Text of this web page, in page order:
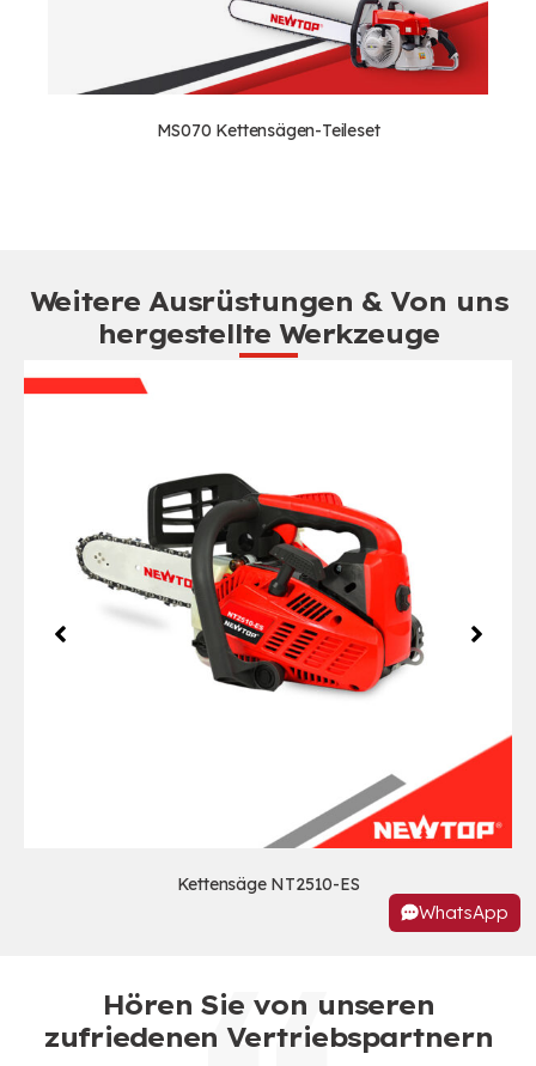
MS070 Kettensägen-Teileset
Weitere Ausrüstungen & Von uns
hergestellte Werkzeuge
Kettensäge NT2510-ES
Hören Sie von unseren
zufriedenen Vertriebspartnern
WhatsApp